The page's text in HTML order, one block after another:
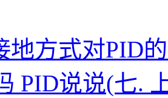
地方式对PID
PID说说(七.